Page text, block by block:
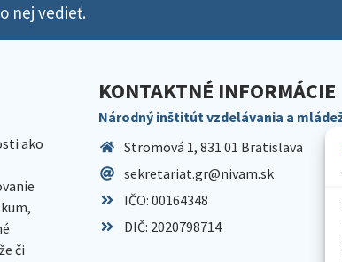
nej vedieť.
ako
či
KONTAKTNÉ INFORMÁCIE
Národný inštitút vzdelávania a
Stromová 1, 831 01 Bratislava
sekretariat.gr@nivam.sk
IČO: 00164348
DIČ: 2020798714